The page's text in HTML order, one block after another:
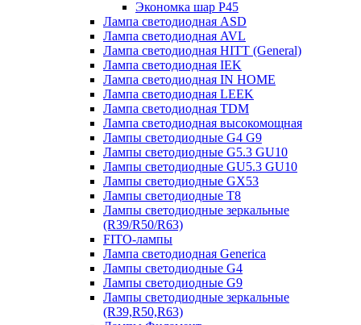
Экономка шар P45
Лампа светодиодная ASD
Лампа светодиодная AVL
Лампа светодиодная HITT (General)
Лампа светодиодная IEK
Лампа светодиодная IN HOME
Лампа светодиодная LEEK
Лампа светодиодная TDM
Лампа светодиодная высокомощная
Лампы светодиодные G4 G9
Лампы светодиодные G5.3 GU10
Лампы светодиодные GU5.3 GU10
Лампы светодиодные GX53
Лампы светодиодные T8
Лампы светодиодные зеркальные
(R39/R50/R63)
FITO-лампы
Лампа светодиодная Generica
Лампы светодиодные G4
Лампы светодиодные G9
Лампы светодиодные зеркальные
(R39,R50,R63)